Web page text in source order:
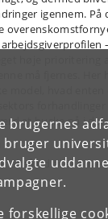
bruger
forskellige
igennem. På
model, hvad enten
forhandlinger
at huske på i den
altså ud til at blive